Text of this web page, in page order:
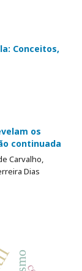
Conceitos,
os
continuada
Carvalho,
Dias